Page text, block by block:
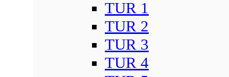
TUR 1
TUR 2
TUR 3
TUR 4